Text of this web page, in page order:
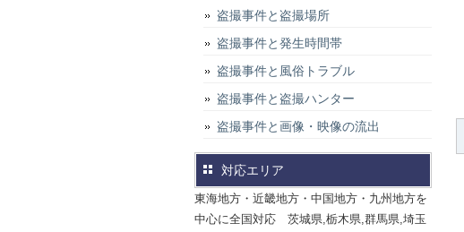
盗撮事件と盗撮場所
盗撮事件と発生時間帯
盗撮事件と風俗トラブル
盗撮事件と盗撮ハンター
盗撮事件と画像・映像の流出
対応エリア
東海地方・近畿地方・中国地方・九州地方を
中心に全国対応 茨城県,栃木県,群馬県,埼玉